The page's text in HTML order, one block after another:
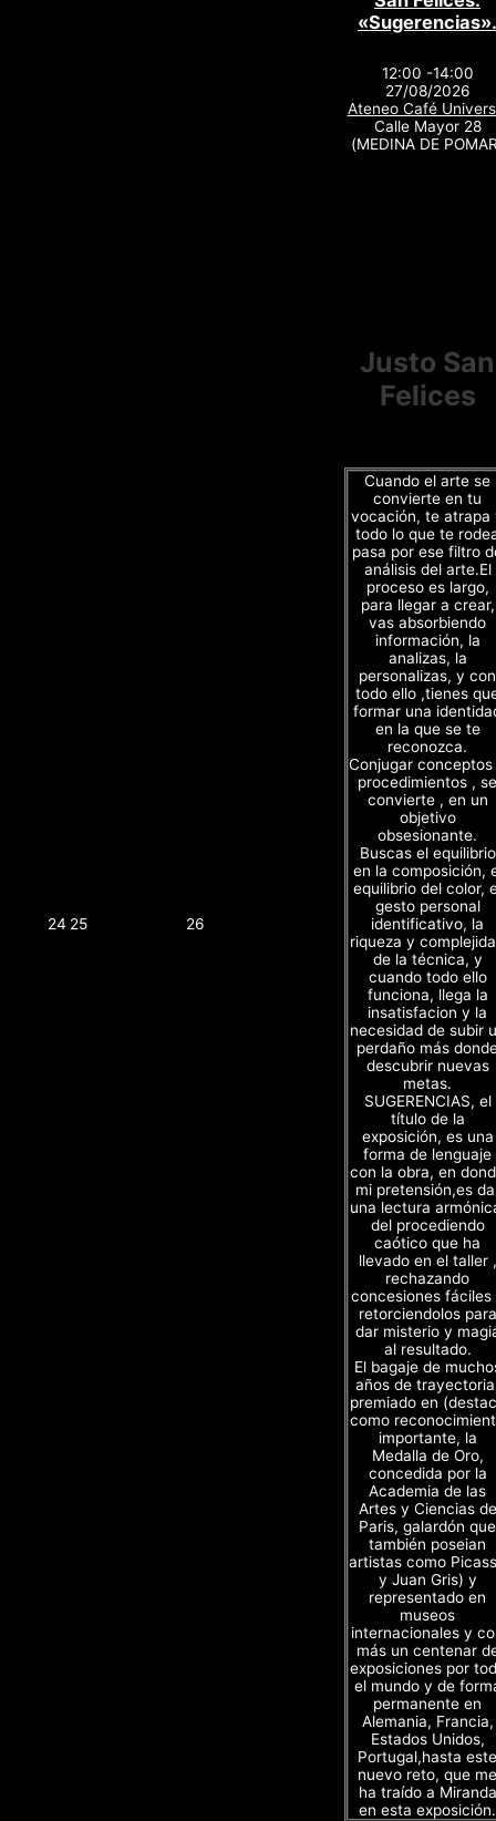
24 25 26
«Sugerencias».
12:00 -14:00
27/08/2026
Ateneo Café
Calle Mayor 28
(MEDINA DE
Justo San
Felices
Cuando el arte se
convierte en tu
vocación, te atrapa
todo lo que te
pasa por ese filtro
análisis del arte.El
proceso es largo,
para llegar a crear,
vas absorbiendo
información, la
analizas, la
personalizas, y con
todo ello ,tienes
formar una
en la que se te
reconozca.
Conjugar
procedimientos , se
convierte , en un
objetivo
obsesionante.
Buscas el equilibrio
en la composición,
equilibrio del color,
gesto personal
identificativo, la
riqueza y
de la técnica, y
cuando todo ello
funciona, llega la
insatisfacion y la
necesidad de subir
perdaño más
descubrir nuevas
metas.
SUGERENCIAS, el
título de la
exposición, es una
forma de lenguaje
con la obra, en
mi pretensión,es
una lectura
del procediendo
caótico que ha
llevado en el taller ,
rechazando
concesiones fáciles
retorciendolos para
dar misterio y
al resultado.
El bagaje de
años de
premiado en
como
importante, la
Medalla de Oro,
concedida por la
Academia de las
Artes y Ciencias de
Paris, galardón que
también poseian
artistas como
y Juan Gris) y
representado en
museos
internacionales y
más un centenar
exposiciones por
el mundo y de
permanente en
Alemania, Francia,
Estados Unidos,
Portugal,hasta este
nuevo reto, que me
ha traído a Miranda
en esta exposición.